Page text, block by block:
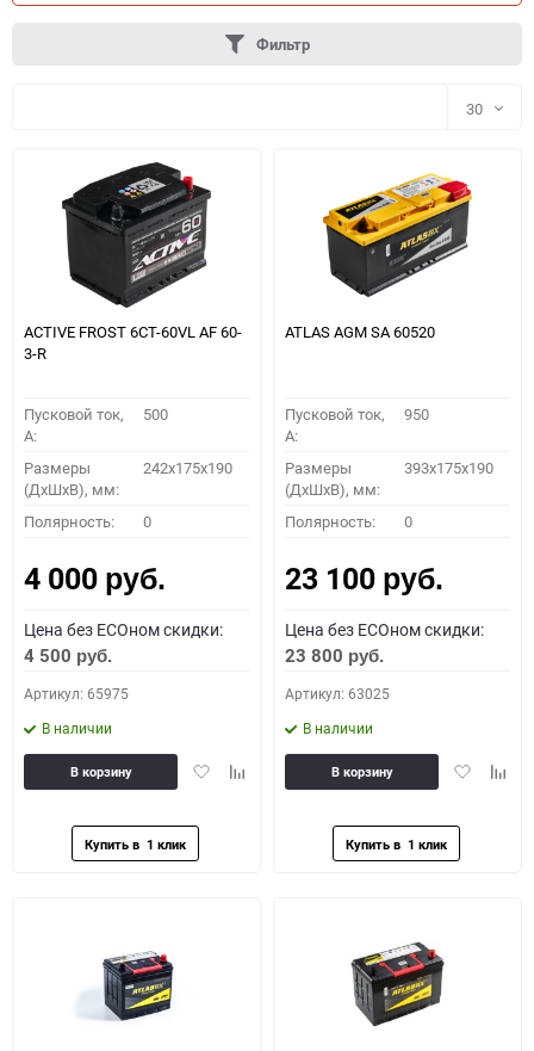
ПОДОБРАТЬ
Как определить полярность?
0 - обратная 1 - прямая 3 - обратная 4 - прямая
Фильтр
30
30
60
ACTIVE FROST 6СТ-60VL АF 60-
3-R
Пусковой ток,
A:
500
Размеры
(ДхШхВ), мм:
242x175x190
Полярность: 0
4 000 руб.
Цена без ECOном скидки:
4 500 руб.
Артикул: 65975
В наличии
ДобавитьДобавить
В корзину
ATLAS AGM SA 60520
Пусковой ток,
A:
950
Размеры
(ДхШхВ), мм:
393x175x190
Полярность: 0
23 100 руб.
Цена без ECOном скидки:
23 800 руб.
Артикул: 63025
В наличии
Добавить
В корзину